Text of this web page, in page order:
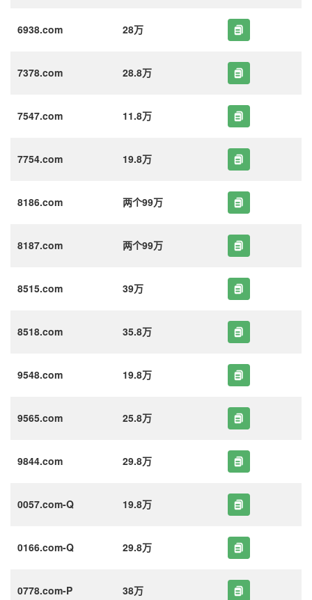
6938.com 28万
7378.com 28.8万
7547.com 11.8万
7754.com 19.8万
8186.com 两个99万
8187.com 两个99万
8515.com 39万
8518.com 35.8万
9548.com 19.8万
9565.com 25.8万
9844.com 29.8万
0057.com-Q 19.8万
0166.com-Q 29.8万
0778.com-P 38万